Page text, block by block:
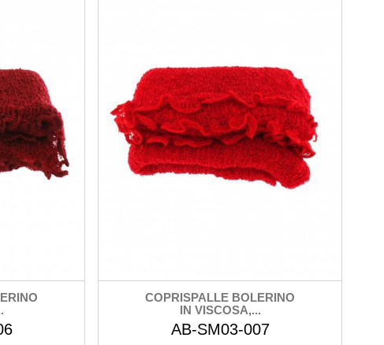
COPRISPALLE BOLERINO
IN VISCOSA,...
AB-SM03-007